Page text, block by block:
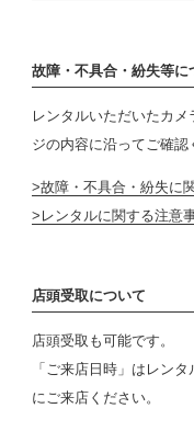
故障・不具合・紛失等に
レンタルいただいたカ
ジの内容に沿ってご確認
故障・不具合・紛失に
レンタルに関する注意
店頭受取について
店頭受取も可能です。
「ご来店日時」はレン
にご来店ください。